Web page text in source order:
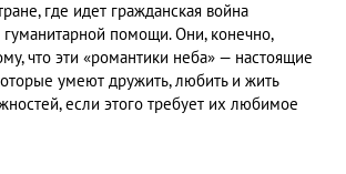
где идет гражданская война
гуманитарной помощи. Они, конечно,
что эти «романтики неба» — настоящие
умеют дружить, любить и жить
если этого требует их любимое